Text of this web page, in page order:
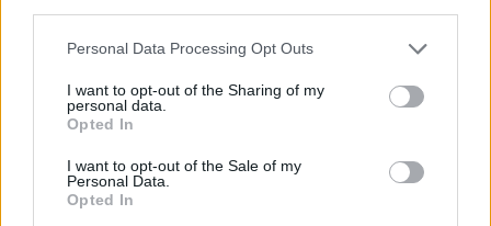
Please note that this website/app uses one or more Google
not limited to your visit or usage behaviour. You may click to
grant or deny consent to Google and its third-party tags to
use your data for below specified purposes in below Google
consent section.
Personal Data Processing Opt Outs
I want to opt-out of the Sharing of my
personal data.
Opted In
I want to opt-out of the Sale of my
Personal Data.
Opted In
Kövess minket, és értesülj a friss hírekről a
Facebookon is!
Követem